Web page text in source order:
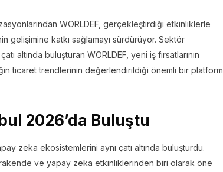
WORLDEF, gerçekleştirdiği etkinliklerle
katkı sağlamayı sürdürüyor. Sektör
altında buluşturan WORLDEF, yeni iş fırsatlarının
ticaret trendlerinin değerlendirildiği önemli bir platform
2026’da Buluştu
zeka ekosistemlerini aynı çatı altında buluşturdu.
ve yapay zeka etkinliklerinden biri olarak öne